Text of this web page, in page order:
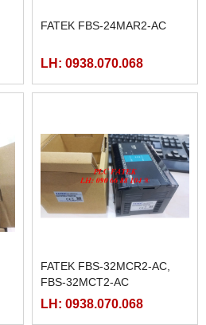
FATEK FBS-24MAR2-AC
LH: 0938.070.068